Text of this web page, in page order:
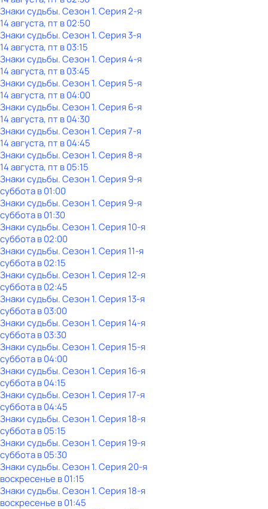
Знаки cyдьбы. Сезон 1. Серия 2-я
14 августа, пт в 02:50
Знаки cyдьбы. Сезон 1. Серия 3-я
14 августа, пт в 03:15
Знаки cyдьбы. Сезон 1. Серия 4-я
14 августа, пт в 03:45
Знаки cyдьбы. Сезон 1. Серия 5-я
14 августа, пт в 04:00
Знаки cyдьбы. Сезон 1. Серия 6-я
14 августа, пт в 04:30
Знаки cyдьбы. Сезон 1. Серия 7-я
14 августа, пт в 04:45
Знаки cyдьбы. Сезон 1. Серия 8-я
14 августа, пт в 05:15
Знаки cyдьбы. Сезон 1. Серия 9-я
субботав01:00
Знаки cyдьбы. Сезон 1. Серия 9-я
субботав01:30
Знаки cyдьбы. Сезон 1. Серия 10-я
субботав02:00
Знаки cyдьбы. Сезон 1. Серия 11-я
субботав02:15
Знаки cyдьбы. Сезон 1. Серия 12-я
субботав02:45
Знаки cyдьбы. Сезон 1. Серия 13-я
субботав03:00
Знаки cyдьбы. Сезон 1. Серия 14-я
субботав03:30
Знаки cyдьбы. Сезон 1. Серия 15-я
субботав04:00
Знаки cyдьбы. Сезон 1. Серия 16-я
субботав04:15
Знаки cyдьбы. Сезон 1. Серия 17-я
субботав04:45
Знаки cyдьбы. Сезон 1. Серия 18-я
субботав05:15
Знаки cyдьбы. Сезон 1. Серия 19-я
субботав05:30
Знаки cyдьбы. Сезон 1. Серия 20-я
воскресенье в01:15
Знаки cyдьбы. Сезон 1. Серия 18-я
воскресенье в01:45